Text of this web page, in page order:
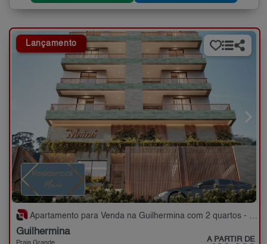
Lançamento
Apartamento para Venda na Guilhermina com 2 quartos - 71 m²
Guilhermina
A PARTIR DE